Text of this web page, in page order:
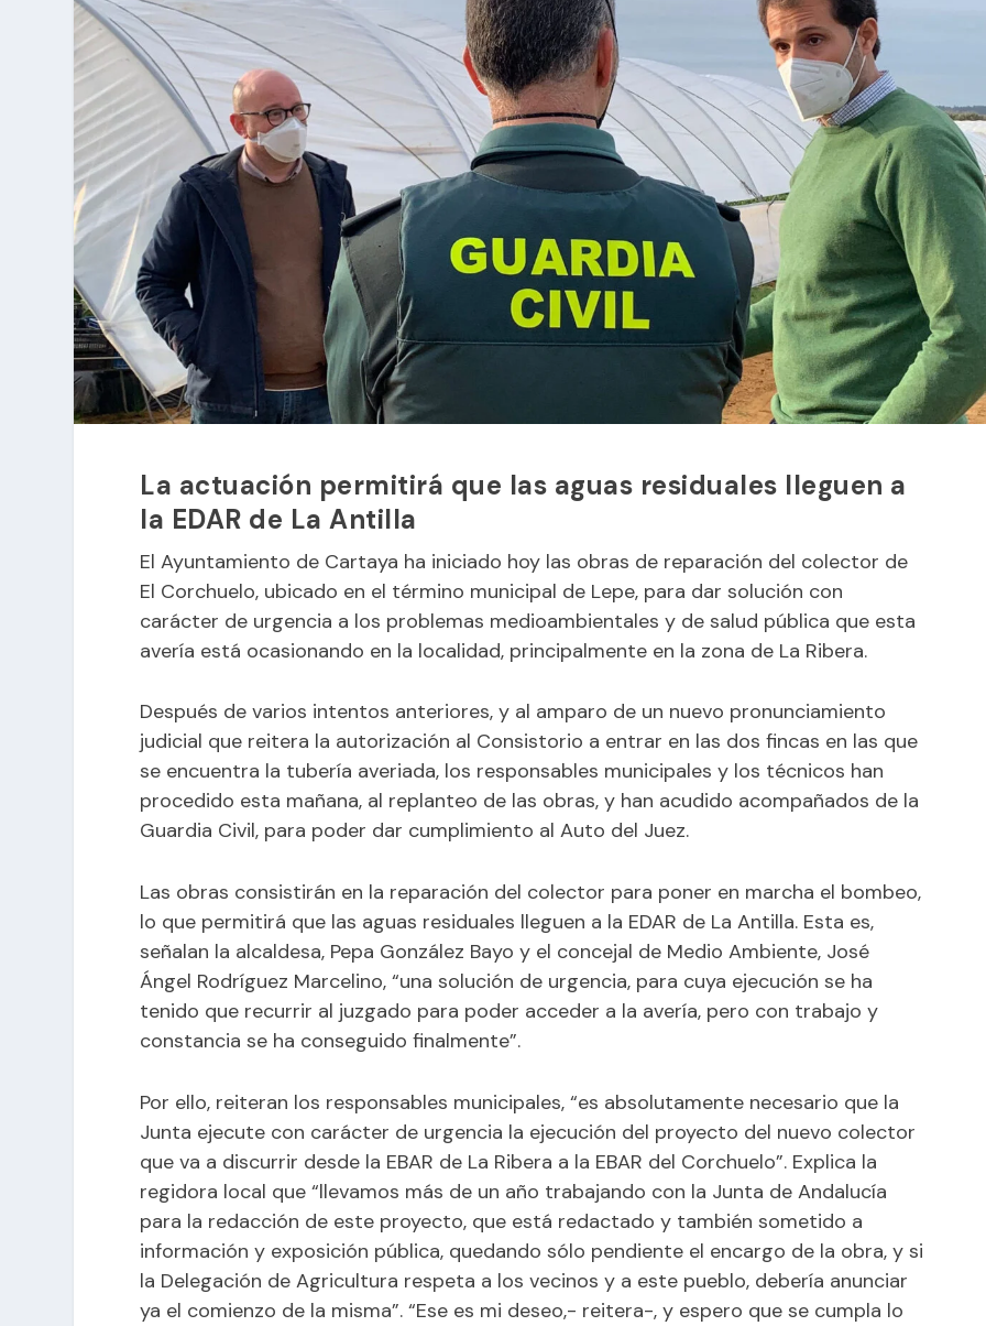
La actuación permitirá que las aguas residuales lleguen a
la EDAR de La Antilla
El Ayuntamiento de Cartaya ha iniciado hoy las obras de reparación del colector de
El Corchuelo, ubicado en el término municipal de Lepe, para dar solución con
carácter de urgencia a los problemas medioambientales y de salud pública que esta
avería está ocasionando en la localidad, principalmente en la zona de La Ribera.
Después de varios intentos anteriores, y al amparo de un nuevo pronunciamiento
judicial que reitera la autorización al Consistorio a entrar en las dos fincas en las que
se encuentra la tubería averiada, los responsables municipales y los técnicos han
procedido esta mañana, al replanteo de las obras, y han acudido acompañados de la
Guardia Civil, para poder dar cumplimiento al Auto del Juez.
Las obras consistirán en la reparación del colector para poner en marcha el bombeo,
lo que permitirá que las aguas residuales lleguen a la EDAR de La Antilla. Esta es,
señalan la alcaldesa, Pepa González Bayo y el concejal de Medio Ambiente, José
Ángel Rodríguez Marcelino, “una solución de urgencia, para cuya ejecución se ha
tenido que recurrir al juzgado para poder acceder a la avería, pero con trabajo y
constancia se ha conseguido finalmente”.
Por ello, reiteran los responsables municipales, “es absolutamente necesario que la
Junta ejecute con carácter de urgencia la ejecución del proyecto del nuevo colector
que va a discurrir desde la EBAR de La Ribera a la EBAR del Corchuelo”. Explica la
regidora local que “llevamos más de un año trabajando con la Junta de Andalucía
para la redacción de este proyecto, que está redactado y también sometido a
información y exposición pública, quedando sólo pendiente el encargo de la obra, y si
la Delegación de Agricultura respeta a los vecinos y a este pueblo, debería anunciar
ya el comienzo de la misma”. “Ese es mi deseo,- reitera-, y espero que se cumpla lo